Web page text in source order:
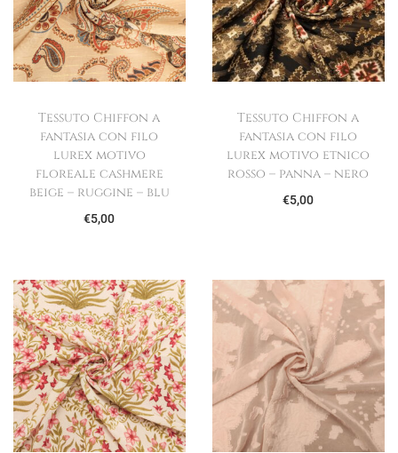
Tessuto Chiffon a
fantasia con filo
lurex motivo
floreale cashmere
beige – ruggine – blu
€5,00
Tessuto Chiffon a
fantasia con filo
lurex motivo etnico
rosso – panna – nero
€5,00